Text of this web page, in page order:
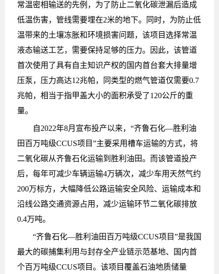
常温密相输送的先例，为了防止二氧化碳泄漏后造成
低温伤害，管线需要埋在2米的地下。同时，为防止低
温带来的土壤冻胀和环境损害问题，该项目选择常温
液态输送工艺，需要保持足够的压力。因此，该管道
首次使用了具有自主知识产权的国内首台套大排量增
压泵，压力高达12兆帕，同类型的燃气管道仅需要0.7
兆帕，相当于指甲盖大小的面积承受了120公斤的重
量。
自2022年8月宣布投产以来，“齐鲁石化—胜利油
田百万吨级CCUS项目”主要采用槽车运输的方式，将
二氧化碳从齐鲁石化运输到胜利油田。而该管道投产
后，每年可减少车辆运输4万辆次，减少车用天然气约
200万标方，大幅降低公路运输安全风险、运输成本和
沿线公路交通资源占用，减少运输环节二氧化碳排放
0.4万吨。
“齐鲁石化—胜利油田百万吨级CCUS项目”是我国
最大的碳捕集利用与封存全产业链示范基地、国内首
个百万吨级CCUS项目。该项目覆盖石油地质储量